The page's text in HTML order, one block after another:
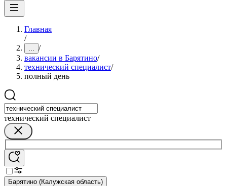
Главная
/
... /
вакансии в Барятино/
технический специалист/
полный день
технический специалист
Барятино (Калужская область)